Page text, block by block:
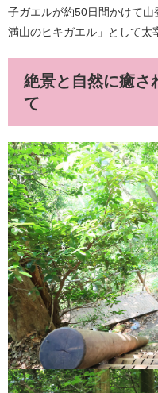
子ガエルが約50日間かけて
満山のヒキガエル」として太
絶景と自然に癒さ
て